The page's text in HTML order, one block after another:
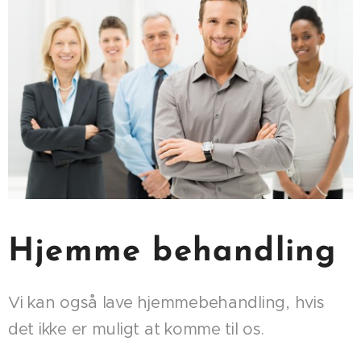
Hjemme behandling
Vi kan også lave hjemmebehandling, hvis
det ikke er muligt at komme til os.